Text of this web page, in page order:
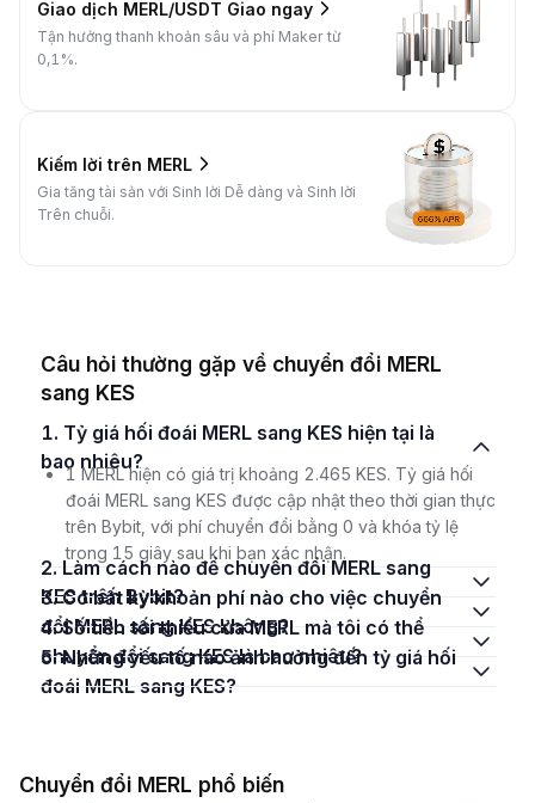
Giao dịch MERL/USDT Giao ngay
Tận hưởng thanh khoản sâu và phí Maker từ
0,1%.
Kiếm lời trên MERL
Gia tăng tài sản với Sinh lời Dễ dàng và Sinh lời
Trên chuỗi.
Câu hỏi thường gặp về chuyển đổi MERL
sang KES
1. Tỷ giá hối đoái MERL sang KES hiện tại là
bao nhiêu?
1 MERL hiện có giá trị khoảng 2.465 KES. Tỷ giá hối
đoái MERL sang KES được cập nhật theo thời gian thực
trên Bybit, với phí chuyển đổi bằng 0 và khóa tỷ lệ
trong 15 giây sau khi bạn xác nhận.
2. Làm cách nào để chuyển đổi MERL sang
KES trên Bybit?
3. Có bất kỳ khoản phí nào cho việc chuyển
đổi MERL sang KES không?
4. Số tiền tối thiểu của MERL mà tôi có thể
chuyển đổi sang KES là bao nhiêu?
5. Những yếu tố nào ảnh hưởng đến tỷ giá hối
đoái MERL sang KES?
Chuyển đổi MERL phổ biến